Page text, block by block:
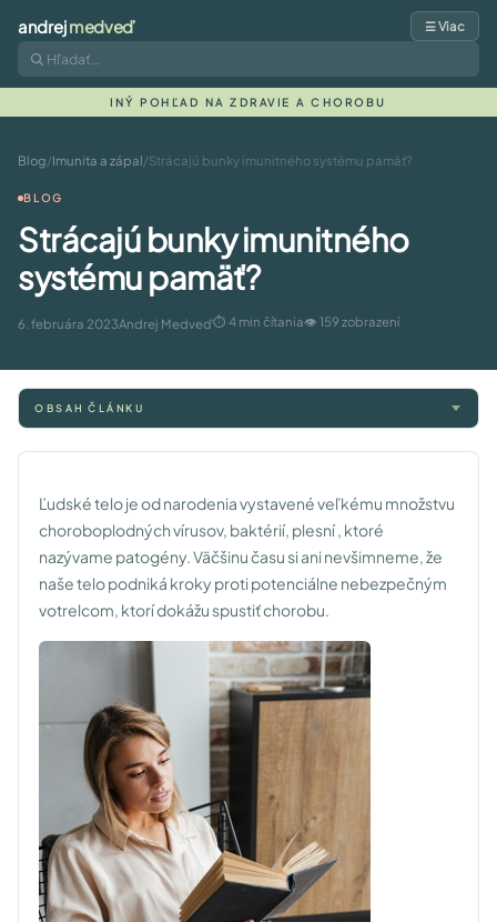
andrejmedveď ☰ Viac
INÝ POHĽAD NA ZDRAVIE A CHOROBU
Blog/Imunita a zápal/Strácajú bunky imunitného systému pamäť?
BLOG
Strácajú bunky imunitného
systému pamäť?
6. februára 2023Andrej Medveď⏱ 4 min čítania👁 159 zobrazení
OBSAH ČLÁNKU
Ľudské telo je od narodenia vystavené veľkému množstvu
choroboplodných vírusov, baktérií, plesní , ktoré
nazývame patogény. Väčšinu času si ani nevšimneme, že
naše telo podniká kroky proti potenciálne nebezpečným
votrelcom, ktorí dokážu spustiť chorobu.